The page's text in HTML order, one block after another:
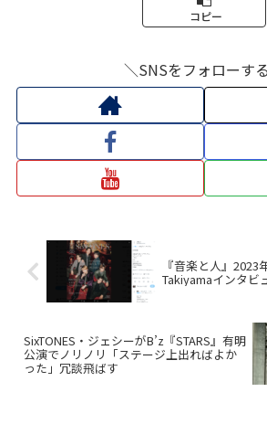
コピー
＼SNSをフォローす
『音楽と人』2023
Takiyamaインタビ
SixTONES・ジェシーがB’z『STARS』有明
公演でノリノリ「ステージ上出ればよか
った」冗談飛ばす